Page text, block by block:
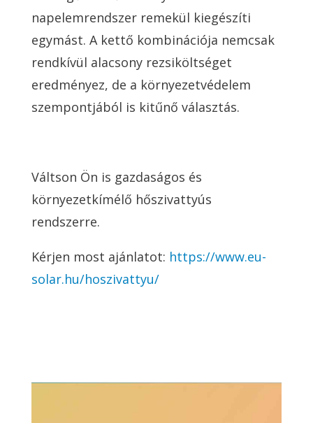
napelemrendszer remekül kiegészíti
egymást. A kettő kombinációja nemcsak
rendkívül alacsony rezsiköltséget
eredményez, de a környezetvédelem
szempontjából is kitűnő választás.
Váltson Ön is gazdaságos és
környezetkímélő hőszivattyús
rendszerre.
Kérjen most ajánlatot: https://www.eu-
solar.hu/hoszivattyu/